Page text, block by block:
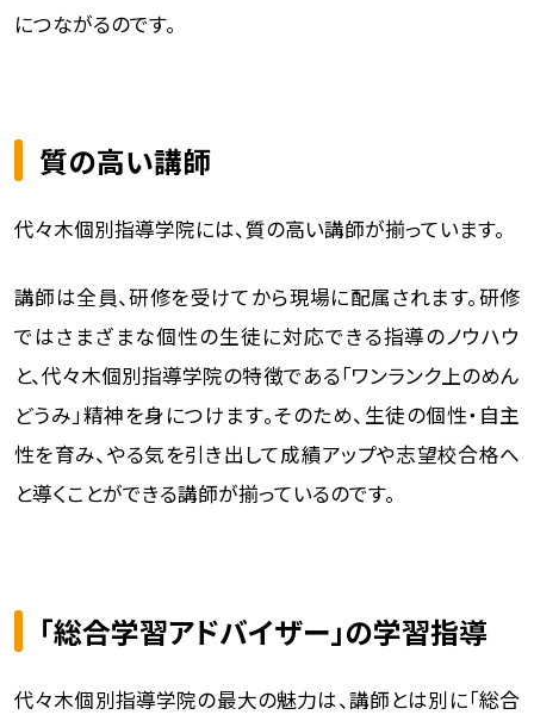
につながるのです。
質の高い講師
代々木個別指導学院には、質の高い講師が揃っています。
講師は全員、研修を受けてから現場に配属されます。研修
ではさまざまな個性の生徒に対応できる指導のノウハウ
と、代々木個別指導学院の特徴である「ワンランク上のめん
どうみ」精神を身につけます。そのため、生徒の個性・自主
性を育み、やる気を引き出して成績アップや志望校合格へ
と導くことができる講師が揃っているのです。
「総合学習アドバイザー」の学習指導
代々木個別指導学院の最大の魅力は、講師とは別に「総合